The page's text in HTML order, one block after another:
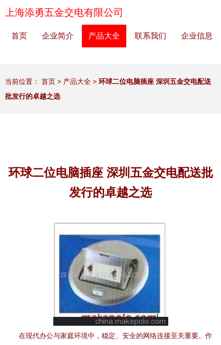
上海添勇五金交电有限公司
首页 企业简介 产品大全 联系我们 企业信息
当前位置： 首页 > 产品大全 > 环球二位电脑插座 深圳五金交电配送
批发行的卓越之选
环球二位电脑插座 深圳五金交电配送批
发行的卓越之选
在现代办公与家庭环境中，稳定、安全的网络连接至关重要。作